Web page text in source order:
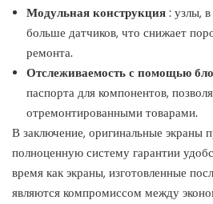
Модульная конструкция : узлы,
больше датчиков, что снижает
ремонта.
Отслеживаемость с помощью
паспорта для компонентов,
отремонтированными товарами.
В заключение, оригинальные экраны
полноценную систему гарантии
время как экраны, изготовленные
являются компромиссом между